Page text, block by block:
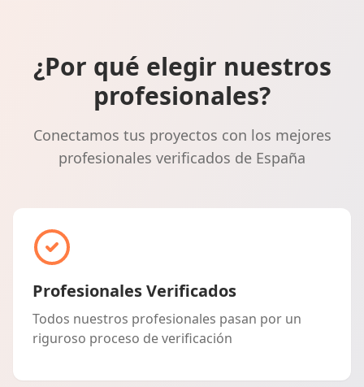
¿Por qué elegir nuestros
profesionales?
Conectamos tus proyectos con los mejores
profesionales verificados de España
Profesionales Verificados
Todos nuestros profesionales pasan por un
riguroso proceso de verificación